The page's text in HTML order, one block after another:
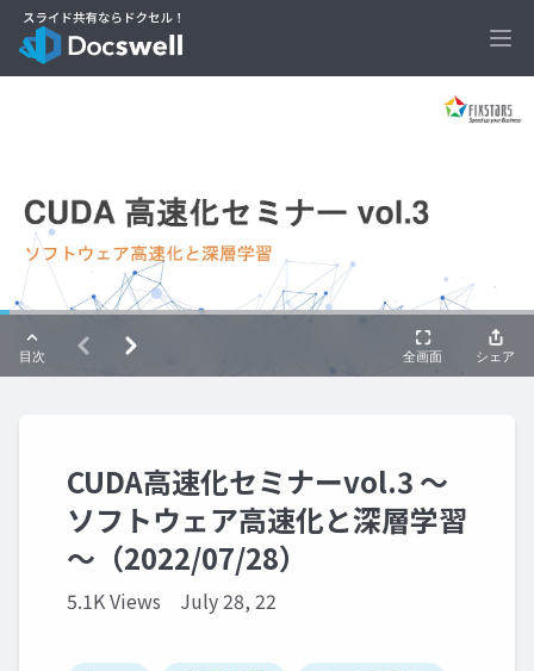
CUDA高速化セミナーvol.3 ～
ソフトウェア高速化と深層学習
～（2022/07/28）
5.1K Views July 28, 22